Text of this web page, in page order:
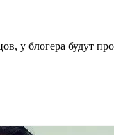
у блогера будут